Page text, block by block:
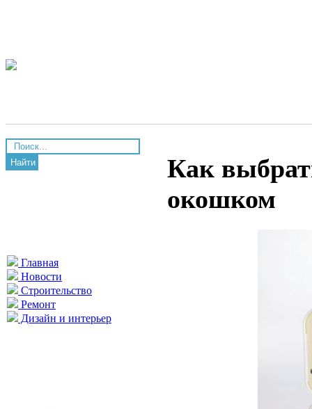
Найти
Главная
Новости
Строительство
Ремонт
Дизайн и интерьер
Как
окошком